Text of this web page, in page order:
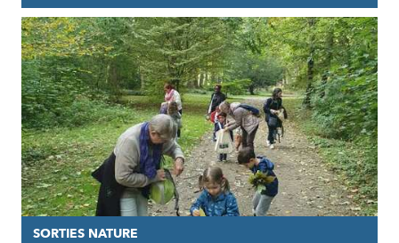
SORTIES NATURE